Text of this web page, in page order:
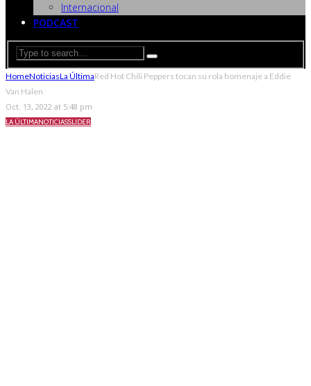
Internacional
PODCAST
HomeNoticiasLa ÚltimaRed Hot Chili Peppers tocan su rola homenaje a Eddie
Van Halen
Oct. 13, 2022 at 5:48 pm
LA ÚLTIMANOTICIASSLIDER